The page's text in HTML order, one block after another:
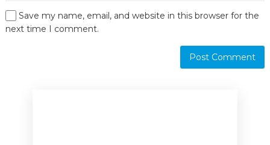
Save my name, email, and website in this browser for the
next time I comment.